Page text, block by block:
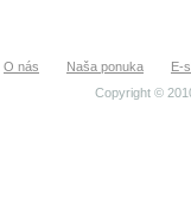
O nás Naša ponuka E-
Copyright ©